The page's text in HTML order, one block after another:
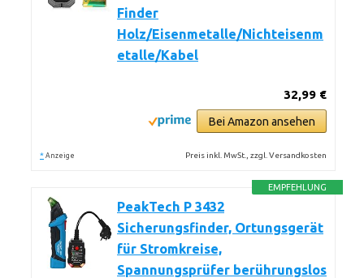
Finder
Holz/Eisenmetalle/Nichteisenm
etalle/Kabel
32,99 €
Bei Amazon ansehen
* Anzeige Preis inkl. MwSt., zzgl. Versandkosten
EMPFEHLUNG
PeakTech P 3432
Sicherungsfinder, Ortungsgerät
für Stromkreise,
Spannungsprüfer berührungslos